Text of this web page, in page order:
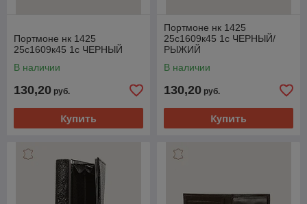
Портмоне нк 1425
25с1609к45 1с ЧЕРНЫЙ
В наличии
130,20 руб.
Купить
Портмоне нк 1425
25с1609к45 1с ЧЕРНЫЙ/
РЫЖИЙ
В наличии
130,20 руб.
Купить